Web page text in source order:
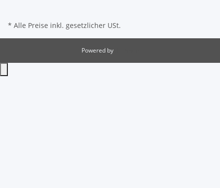
* Alle Preise inkl. gesetzlicher USt.
Powered by